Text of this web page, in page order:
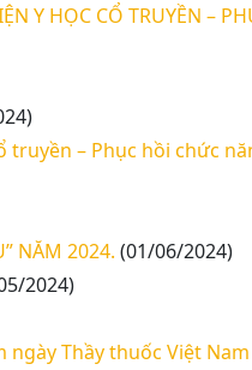
Y HỌC CỔ TRUYỀN –
truyền – Phục hồi chức
NĂM 2024. (01/06/2024)
2024)
ngày Thầy thuốc Việt Nam